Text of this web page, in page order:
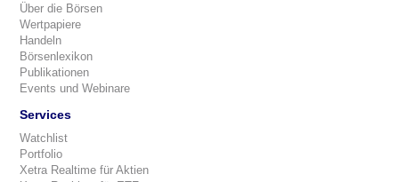
Über die Börsen
Wertpapiere
Handeln
Börsenlexikon
Publikationen
Events und Webinare
Services
Watchlist
Portfolio
Xetra Realtime für Aktien